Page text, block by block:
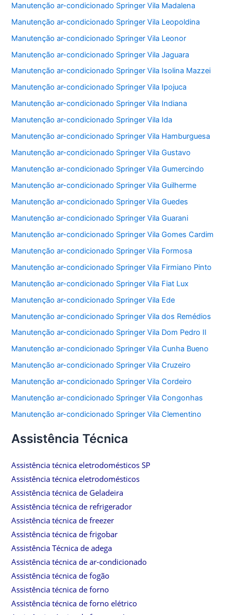
Manutenção ar-condicionado Springer Vila Madalena
Manutenção ar-condicionado Springer Vila Leopoldina
Manutenção ar-condicionado Springer Vila Leonor
Manutenção ar-condicionado Springer Vila Jaguara
Manutenção ar-condicionado Springer Vila Isolina Mazzei
Manutenção ar-condicionado Springer Vila Ipojuca
Manutenção ar-condicionado Springer Vila Indiana
Manutenção ar-condicionado Springer Vila Ida
Manutenção ar-condicionado Springer Vila Hamburguesa
Manutenção ar-condicionado Springer Vila Gustavo
Manutenção ar-condicionado Springer Vila Gumercindo
Manutenção ar-condicionado Springer Vila Guilherme
Manutenção ar-condicionado Springer Vila Guedes
Manutenção ar-condicionado Springer Vila Guarani
Manutenção ar-condicionado Springer Vila Gomes Cardim
Manutenção ar-condicionado Springer Vila Formosa
Manutenção ar-condicionado Springer Vila Firmiano Pinto
Manutenção ar-condicionado Springer Vila Fiat Lux
Manutenção ar-condicionado Springer Vila Ede
Manutenção ar-condicionado Springer Vila dos Remédios
Manutenção ar-condicionado Springer Vila Dom Pedro II
Manutenção ar-condicionado Springer Vila Cunha Bueno
Manutenção ar-condicionado Springer Vila Cruzeiro
Manutenção ar-condicionado Springer Vila Cordeiro
Manutenção ar-condicionado Springer Vila Congonhas
Manutenção ar-condicionado Springer Vila Clementino
Assistência Técnica
Assistência técnica eletrodomésticos SP
Assistência técnica eletrodomésticos
Assistência técnica de Geladeira
Assistência técnica de refrigerador
Assistência técnica de freezer
Assistência técnica de frigobar
Assistência Técnica de adega
Assistência técnica de ar-condicionado
Assistência técnica de fogão
Assistência técnica de forno
Assistência técnica de forno elétrico